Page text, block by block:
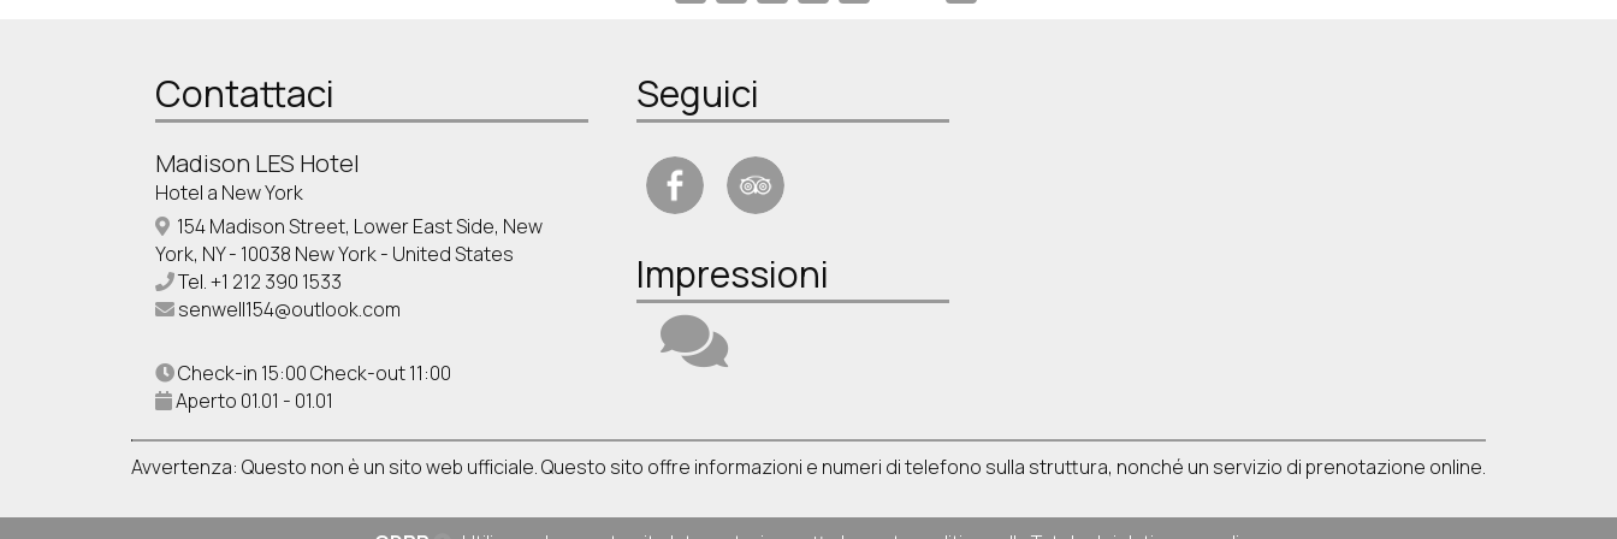
Contattaci
Madison LES Hotel
Hotel a New York
154 Madison Street, Lower East Side, New
York, NY - 10038 New York - United States
Tel.+1 212 390 1533
senwell154@outlook.com
Check-in 15:00 Check-out 11:00
Aperto 01.01 - 01.01
Seguici
Impressioni
Avvertenza: Questo non è un sito web ufficiale. Questo sito offre informazioni e numeri di telefono sulla struttura, nonché un servizio di prenotazione online.